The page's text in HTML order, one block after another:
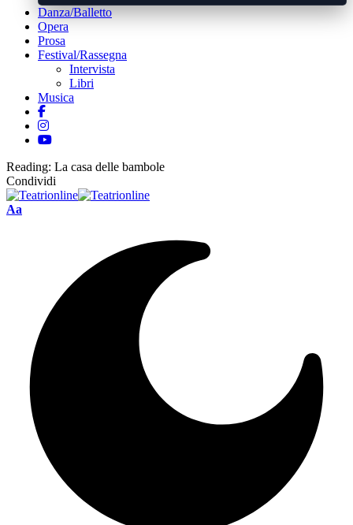
Danza/Balletto
Opera
Prosa
Festival/Rassegna
Intervista
Libri
Musica
Reading: La casa delle bambole
Condividi
Font
Aa